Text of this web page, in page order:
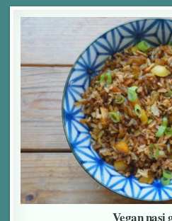
Vegan nasi